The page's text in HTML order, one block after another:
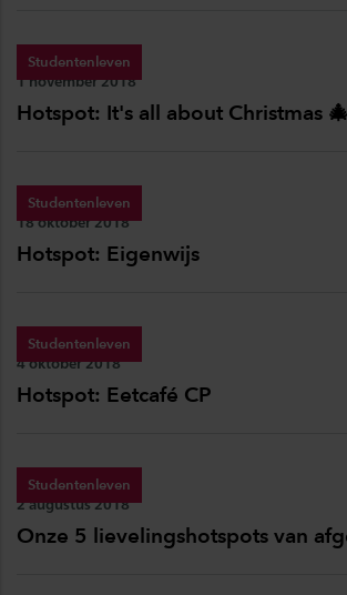
Studentenleven
Publicatiedatum:
1 november 2018
Hotspot: It's all about Christmas 🎄
Studentenleven
Publicatiedatum:
18 oktober 2018
Hotspot: Eigenwijs
Studentenleven
Publicatiedatum:
4 oktober 2018
Hotspot: Eetcafé CP
Studentenleven
Publicatiedatum:
2 augustus 2018
Onze 5 lievelingshotspots van